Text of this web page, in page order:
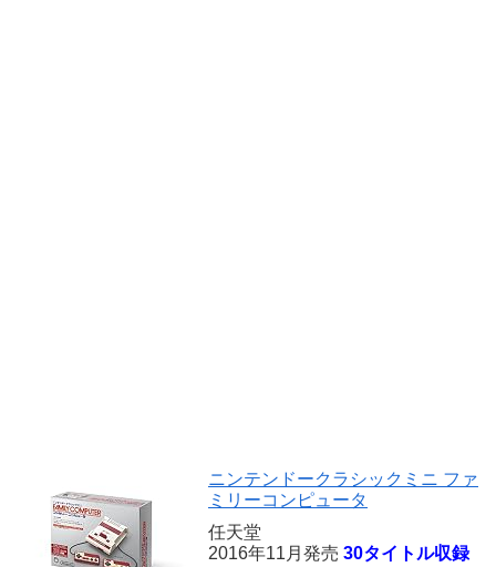
ニンテンドークラシックミニ ファ
ミリーコンピュータ
任天堂
2016年11月発売 30タイトル収録